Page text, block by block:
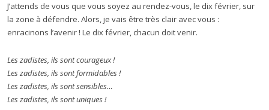
J’attends de vous que vous soyez au rendez-vous, le dix février, sur
la zone à défendre. Alors, je vais être très clair avec vous :
enracinons l’avenir ! Le dix février, chacun doit venir.
Les zadistes, ils sont courageux !
Les zadistes, ils sont formidables !
Les zadistes, ils sont sensibles…
Les zadistes, ils sont uniques !